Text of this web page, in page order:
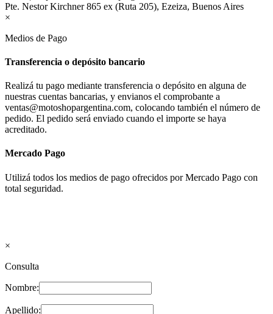
Pte. Nestor Kirchner 865 ex (Ruta 205), Ezeiza, Buenos Aires
×
Medios de Pago
Transferencia o depósito bancario
Realizá tu pago mediante transferencia o depósito en alguna de
nuestras cuentas bancarias, y envianos el comprobante a
ventas@motoshopargentina.com, colocando también el número de
pedido. El pedido será enviado cuando el importe se haya
acreditado.
Mercado Pago
Utilizá todos los medios de pago ofrecidos por Mercado Pago con
total seguridad.
×
Consulta
Nombre:
Apellido: